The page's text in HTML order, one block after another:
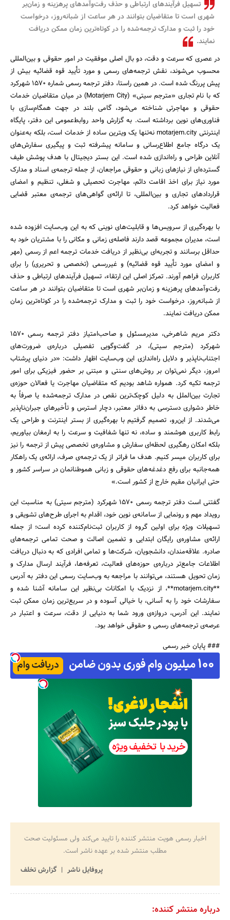
بانک، بیمه و سرمایه
جستجو
تسهیل فرآیندهای ارتباطی و حذف رفت‌وآمدهای پرهزینه و زمان‌بر
شهری است تا متقاضیان بتوانند در هر ساعت از شبانه‌روز، درخواست
خود را ثبت و مدارک ترجمه‌شده را در کوتاه‌ترین زمان ممکن دریافت
نمایند.
در عصری که سرعت و دقت، دو بال اصلی موفقیت در امور حقوقی و بین‌المللی
محسوب می‌شوند، نقش ترجمه‌های رسمی و مورد تأیید قوه قضائیه بیش از
پیش پررنگ شده است. در همین راستا، دفتر ترجمه رسمی شماره ۱۵۷۰ شهرکرد
که با نام تجاری «مترجم سیتی» (Motarjem City) در میان متقاضیان خدمات
حقوقی و مهاجرتی شناخته می‌شود، گامی بلند در جهت همگام‌سازی با
فناوری‌های نوین برداشته است. به گزارش واحد روابط‌عمومی این دفتر، پایگاه
اینترنتی motarjem.city نه‌تنها یک ویترین ساده از خدمات است، بلکه به‌عنوان
یک درگاه جامع اطلاع‌رسانی و سامانه پیشرفته ثبت و پیگیری سفارش‌های
آنلاین طراحی و راه‌اندازی شده است. این بستر دیجیتال با هدف پوشش طیف
گسترده‌ای از نیازهای زبانی و حقوقی مراجعان، از جمله ترجمه‌ی اسناد و مدارک
مورد نیاز برای اخذ اقامت دائم، مهاجرت تحصیلی و شغلی، تنظیم و امضای
قراردادهای تجاری و بین‌المللی، تا ارائه‌ی گواهی‌های ترجمه‌ی معتبر قضایی
فعالیت خواهد کرد.
با بهره‌گیری از سرویس‌ها و قابلیت‌های نوینی که به این وب‌سایت افزوده شده
است، مدیران مجموعه قصد دارند فاصله‌ی زمانی و مکانی را با مشتریان خود به
حداقل برسانند و تجربه‌ای بی‌نظیر از دریافت خدمات ترجمه اعم از رسمی (مهر
و امضای مورد تأیید قوه قضائیه) و غیررسمی (تخصصی و تحریری) را برای
کاربران فراهم آورند. تمرکز اصلی این ارتقاء، تسهیل فرآیندهای ارتباطی و حذف
رفت‌وآمدهای پرهزینه و زمان‌بر شهری است تا متقاضیان بتوانند در هر ساعت
از شبانه‌روز، درخواست خود را ثبت و مدارک ترجمه‌شده را در کوتاه‌ترین زمان
ممکن دریافت نمایند.
دکتر مریم شاهرخی، مدیرمسئول و صاحب‌امتیاز دفتر ترجمه رسمی ۱۵۷۰
شهرکرد (مترجم سیتی)، در گفت‌وگویی تفصیلی درباره‌ی ضرورت‌های
اجتناب‌ناپذیر و دلایل راه‌اندازی این وب‌سایت اظهار داشت: «در دنیای پرشتاب
امروز، دیگر نمی‌توان بر روش‌های سنتی و مبتنی بر حضور فیزیکی برای امور
ترجمه تکیه کرد. همواره شاهد بودیم که متقاضیان مهاجرت یا فعالان حوزه‌ی
تجارت بین‌الملل به دلیل کوچک‌ترین نقص در مدارک ترجمه‌شده یا صرفاً به
خاطر دشواری دسترسی به دفاتر معتبر، دچار استرس و تأخیرهای جبران‌ناپذیر
می‌شدند. از این‌رو، تصمیم گرفتیم با بهره‌گیری از بستر اینترنت و طراحی یک
رابط کاربری هوشمند و ساده، نه تنها شفافیت و سرعت را به ارمغان بیاوریم،
بلکه امکان رهگیری لحظه‌ای سفارش و مشاوره‌ی تخصصی پیش از ترجمه را نیز
برای کاربران میسر کنیم. هدف ما فراتر از یک ترجمه‌ی صرف، ارائه‌ی یک راهکار
همه‌جانبه برای رفع دغدغه‌های حقوقی و زبانی هموطنانمان در سراسر کشور و
حتی ایرانیان مقیم خارج از کشور است.»
گفتنی است دفتر ترجمه رسمی ۱۵۷۰ شهرکرد (مترجم سیتی) به مناسبت این
رویداد مهم و رونمایی از سامانه‌ی نوین خود، اقدام به اجرای طرح‌های تشویقی و
تسهیلات ویژه برای اولین گروه از کاربران ثبت‌نام‌کننده کرده است؛ از جمله
ارائه‌ی مشاوره‌ی رایگان ابتدایی و تضمین اصالت و صحت تمامی ترجمه‌های
صادره. علاقه‌مندان، دانشجویان، شرکت‌ها و تمامی افرادی که به دنبال دریافت
اطلاعات جامع‌تر درباره‌ی حوزه‌های فعالیت، تعرفه‌ها، فرآیند ارسال مدارک و
زمان تحویل هستند، می‌توانند با مراجعه به وب‌سایت رسمی این دفتر به آدرس
**motarjem.city**، از نزدیک با امکانات بی‌نظیر این سامانه آشنا شده و
سفارشات خود را به آسانی، با خیالی آسوده و در سریع‌ترین زمان ممکن ثبت
نمایند. این آدرس، دروازه‌ی ورود شما به دنیایی از دقت، سرعت و اعتبار در
عرصه‌ی ترجمه‌های رسمی و حقوقی خواهد بود.
### پایان خبر رسمی
اخبار رسمی هویت منتشر کننده را تایید می‌کند ولی مسئولیت صحت
مطلب منتشر شده بر عهده ناشر است.
پروفایل ناشر
گزارش تخلف
درباره منتشر کننده: